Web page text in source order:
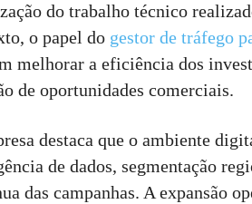
do trabalho técnico
o papel do gestor de tráfego
melhorar a eficiência dos
de oportunidades comerciais.
destaca que o ambiente
de dados, segmentação
das campanhas. A expansão